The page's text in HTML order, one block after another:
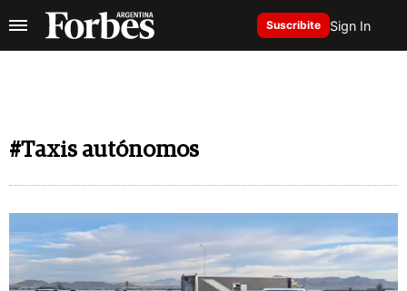
Suscribite Sign In
#Taxis autónomos